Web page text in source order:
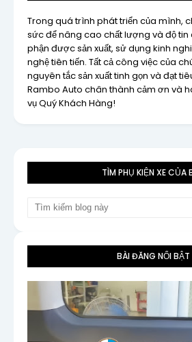
Trong quá trình phát triển của mình,
sức để nâng cao chất lượng và độ tin
phận được sản xuất, sử dụng kinh
nghệ tiên tiến. Tất cả công việc của
nguyên tắc sản xuất tinh gọn và đạt
Rambo Auto chân thành cảm ơn và
vụ Quý Khách Hàng!
TÌM PHỤ KIỆN XE CỦA
BÀI ĐĂNG NỔI BẬT